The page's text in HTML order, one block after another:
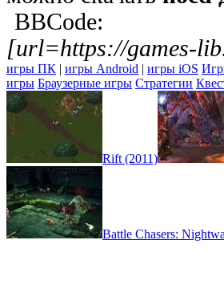
BBCode:
[url=https://games-
игры ПК | игры Android | игры iOS
игры Браузерные игры Стратегии
Rift (2011)
Battle Chasers: